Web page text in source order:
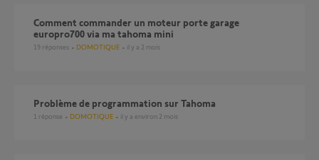
Comment commander un moteur porte garage
europro700 via ma tahoma mini
19 réponses DOMOTIQUE il y a 2 mois
Problème de programmation sur Tahoma
1 réponse DOMOTIQUE il y a environ 2 mois